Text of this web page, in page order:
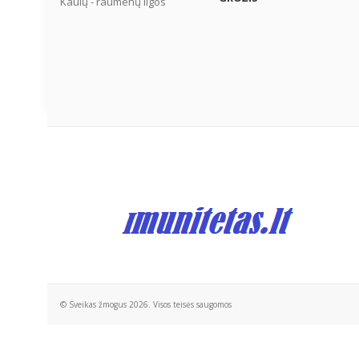
© Sveikas žmogus 2026. Visos teisės saugomos